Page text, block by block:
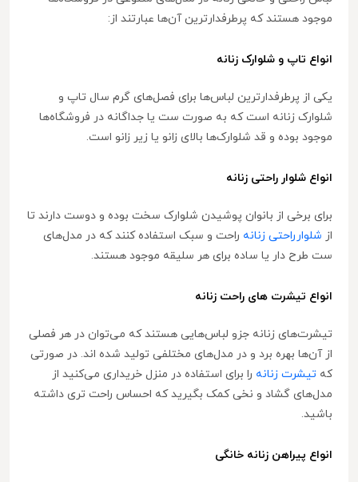
موجود هستند که پرطرفدارترین آن‌ها عبارتند از:
انواع تاپ و شلوارک زنانه
یکی از پرطرفدارترین لباس‌ها برای فصل‌های گرم سال تاپ و
شلوارک زنانه است که به صورت ست یا جداگانه در فروشگاه‌ها
موجود بوده و قد شلوارک‌ها بالای زانو یا زیر زانو است.
انواع شلوار راحتی زنانه
برای برخی از بانوان پوشیدن شلوارک سخت بوده و دوست دارند تا
از شلوارراحتی زنانه راحت و سبک استفاده کنند که در مدل‌های
ست طرح دار یا ساده برای هر سلیقه موجود هستند.
انواع تیشرت های راحت زنانه
تیشرت‌های زنانه جزو لباس‌هایی هستند که می‌توان در هر فصلی
از آن‌ها بهره برد و در مدل‌های مختلفی تولید شده اند. در صورتی
که تیشرت زنانه را برای استفاده در منزل خریداری می‌کنید از
مدل‌های گشاد و نخی کمک بگیرید که احساس راحت تری داشته
باشید.
انواع پیراهن زنانه خانگی